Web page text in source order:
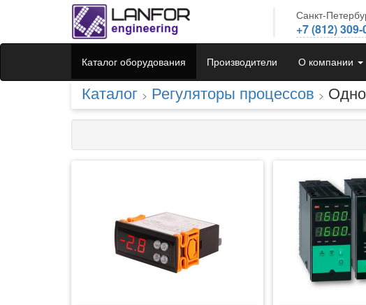
Санкт-
+7 (812)
Каталог оборудования Производители О компании
Каталог > Регуляторы процессов >